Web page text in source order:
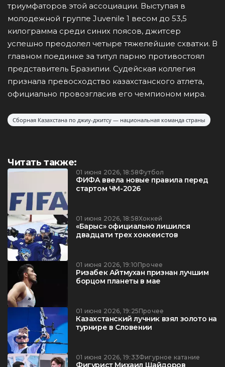
триумфаторов этой ассоциации. Выступая в
молодежной группе Juvenile 1 весом до 53,5
килограмма среди синих поясов, джитсер
успешно преодолел четыре тяжелейшие схватки. В
главном поединке за титул парню противостоял
представитель Бразилии. Судейская коллегия
признала превосходство казахстанского атлета,
официально провозгласив его чемпионом мира.
Сборная Казахстана по джиу-джитсу — национальная команда страны
Читать также:
01 июня 2026, 18:58Футбол
ФИФА ввела новые правила перед
стартом ЧМ-2026
01 июня 2026, 18:58Хоккей
«Барыс» официально лишился
двадцати трех хоккеистов
01 июня 2026, 19:10Прочее
Ризабек Айтмухан признан лучшим
борцом планеты в мае
01 июня 2026, 19:25Прочее
Казахстанский лучник взял золото на
турнире в Словении
01 июня 2026, 19:33Фигурное катание
Фигурист Михаил Шайдоров